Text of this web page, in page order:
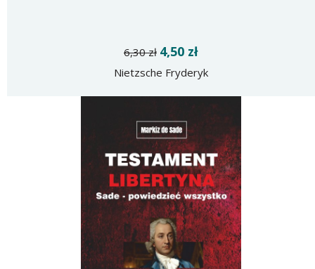
6,30 zł 4,50 zł
Nietzsche Fryderyk